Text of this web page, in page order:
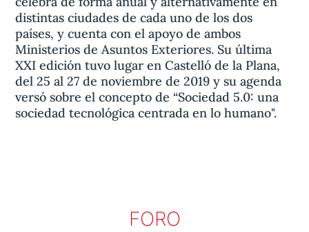
distintas ciudades de cada uno de los dos
países, y cuenta con el apoyo de ambos
Ministerios de Asuntos Exteriores. Su última
XXI edición tuvo lugar en Castelló de la Plana,
del 25 al 27 de noviembre de 2019 y su agenda
versó sobre el concepto de “Sociedad 5.0: una
sociedad tecnológica centrada en lo humano".
FORO